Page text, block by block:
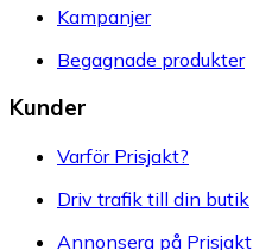
Kampanjer
Begagnade produkter
Kunder
Varför Prisjakt?
Driv trafik till din butik
Annonsera på Prisjakt